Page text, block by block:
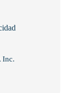
Inc.